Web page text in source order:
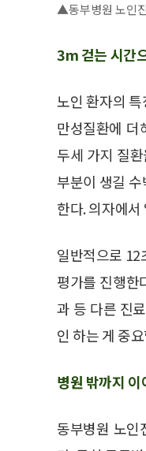
▲동부병원 노인
3m 걷는 시간
노인 환자의
만성질환에 더
두세 가지 질
부분이 생길
한다. 의자에
일반적으로 12
평가를 진행한
과 등 다른 진
인 하는 게 중
병원 밖까지
동부병원 노인